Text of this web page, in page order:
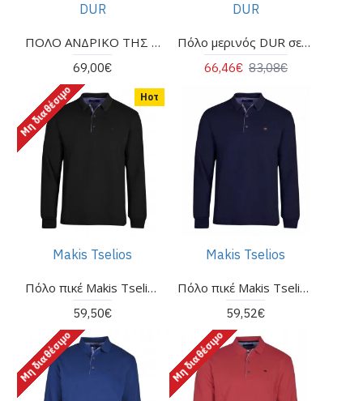
DUR
ΠΟΛΟ ΑΝΔΡΙΚΟ ΤΗΣ ΕΤΑΙΡΕΙΑΣ DUR
69,00€
DUR
Πόλο μερινός DUR σε κανονική γραμμή μαύρο
66,46€ 83,08€
Ηοτ
Μη διαθέσιμο
Makis Tselios
Πόλο πικέ Makis Tselios μαύρο
59,50€
Makis Tselios
Πόλο πικέ Makis Tselios μπλε
59,52€
Μη διαθέσιμο Μη διαθέσιμο